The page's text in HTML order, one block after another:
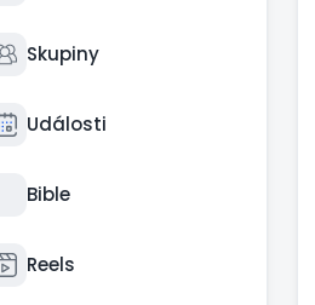
Skupiny
Události
Bible
Reels